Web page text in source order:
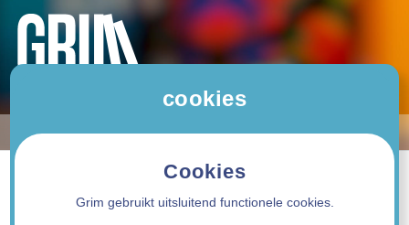
cookies
Cookies
Grim gebruikt uitsluitend functionele cookies.